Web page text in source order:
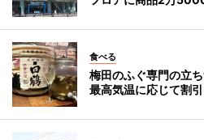
食べる
梅田のふぐ専門の立
最高気温に応じて割